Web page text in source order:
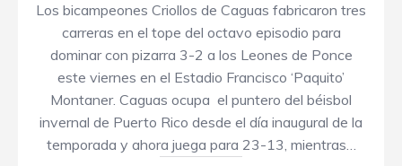
Los bicampeones Criollos de Caguas fabricaron tres
carreras en el tope del octavo episodio para
dominar con pizarra 3-2 a los Leones de Ponce
este viernes en el Estadio Francisco ‘Paquito’
Montaner. Caguas ocupa el puntero del béisbol
invernal de Puerto Rico desde el día inaugural de la
temporada y ahora juega para 23-13, mientras…